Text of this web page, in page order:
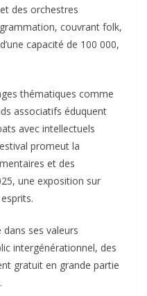
des orchestres
couvrant folk,
capacité de 100 000,
thématiques comme
associatifs éduquent
avec intellectuels
promeut la
et des
une exposition sur
dans ses valeurs
intergénérationnel, des
gratuit en grande partie